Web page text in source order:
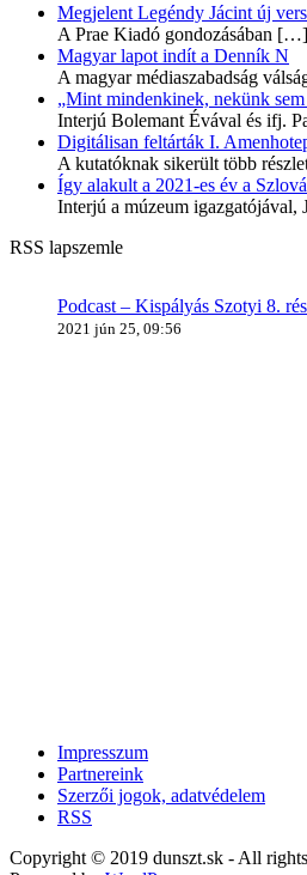
Megjelent Legéndy Jácint új
A Prae Kiadó gondozásában […]
Magyar lapot indít a Denník N
A magyar médiaszabadság
„Mint mindenkinek, nekünk
Interjú Bolemant Évával és ifj.
Digitálisan feltárták I.
A kutatóknak sikerült több
Így alakult a 2021-es év a
Interjú a múzeum igazgatójával,
RSS lapszemle
Podcast – Kispályás Szotyi 8.
2021 jún 25, 09:56
Impresszum
Partnereink
Szerzői jogok, adatvédelem
RSS
Copyright © 2019 dunszt.sk - All